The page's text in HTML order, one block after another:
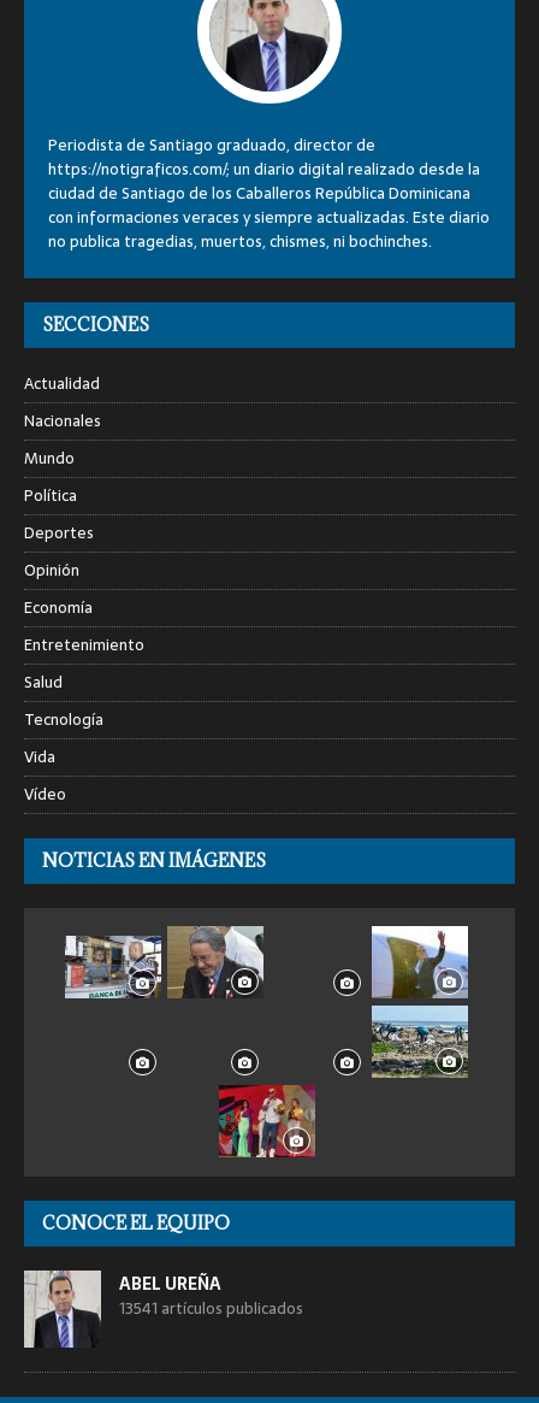
Periodista de Santiago graduado, director de
https://notigraficos.com/; un diario digital realizado desde la
ciudad de Santiago de los Caballeros República Dominicana
con informaciones veraces y siempre actualizadas. Este diario
no publica tragedias, muertos, chismes, ni bochinches.
SECCIONES
Actualidad
Nacionales
Mundo
Política
Deportes
Opinión
Economía
Entretenimiento
Salud
Tecnología
Vida
Vídeo
NOTICIAS EN IMÁGENES
CONOCE EL EQUIPO
ABEL UREÑA
13541 artículos publicados